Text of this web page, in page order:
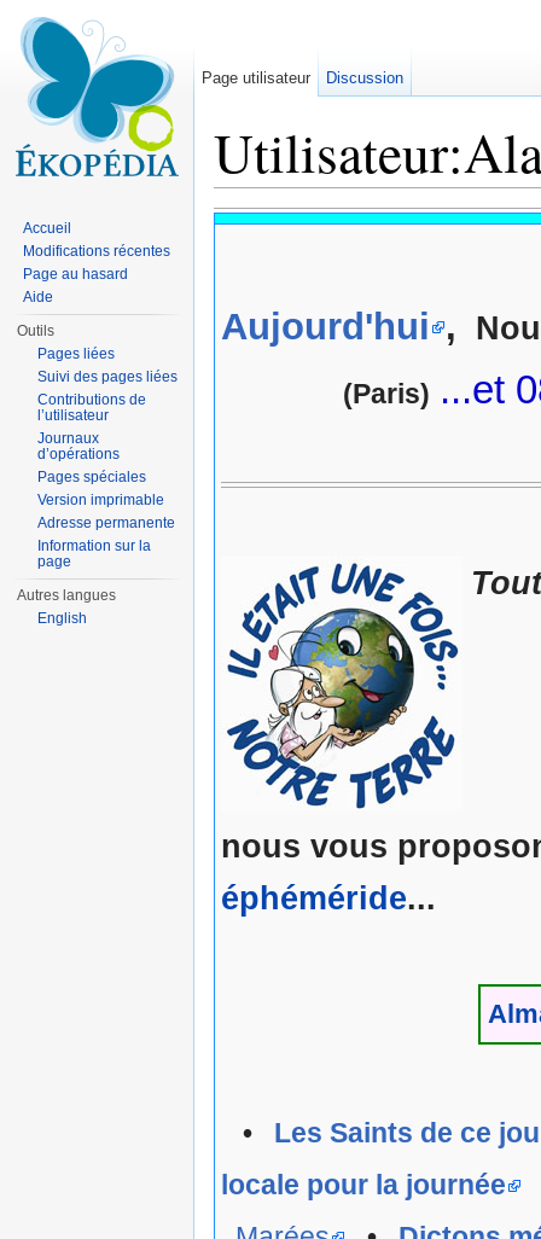
Aujourd'hui ,
(Paris) ...et
nous vous
éphéméride...
• Les Saints de ce
locale pour la journée
Page utilisateur Discussion
Accueil
Modifications récentes
Page au hasard
Aide
Outils
Pages liées
Suivi des pages liées
Contributions de
l’utilisateur
Journaux
d’opérations
Pages spéciales
Version imprimable
Adresse permanente
Information sur la
page
Autres langues
English